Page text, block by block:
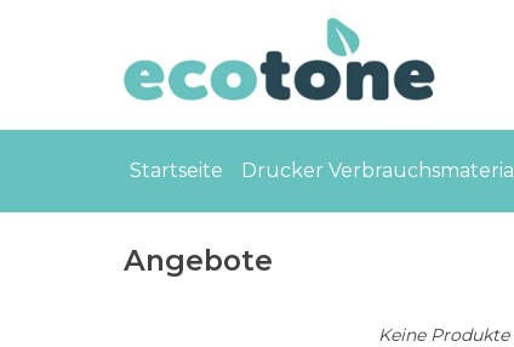
Startseite Drucker Verbrauchsmaterial
Angebote
Keine Produkte